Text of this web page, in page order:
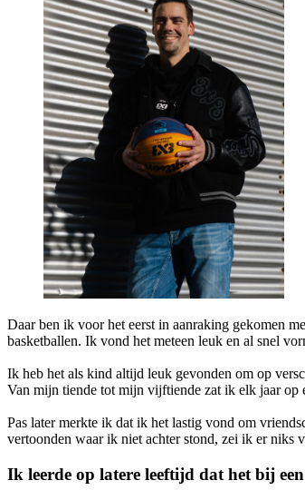
Daar ben ik voor het eerst in aanraking gekomen
basketballen. Ik vond het meteen leuk en al snel
Ik heb het als kind altijd leuk gevonden om op
Van mijn tiende tot mijn vijftiende zat ik elk jaar op
Pas later merkte ik dat ik het lastig vond om
vertoonden waar ik niet achter stond, zei ik er niks
Ik leerde op latere leeftijd dat het bij